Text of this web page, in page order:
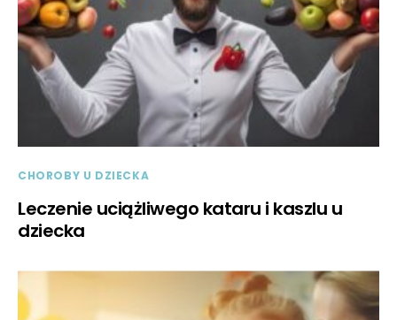
CHOROBY U DZIECKA
Leczenie uciążliwego kataru i kaszlu u
dziecka